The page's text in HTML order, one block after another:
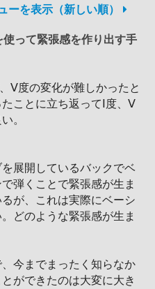
ーを表示（新しい順）
って緊張感を作り出す手
Ⅴ度の変化が難しかったと
ことに立ち返ってⅠ度、Ⅴ
。
展開しているバックでベ
弾くことで緊張感が生ま
が、これは実際にベーシ
どのような緊張感が生ま
今までまったく知らなか
ができたのは大変に大き